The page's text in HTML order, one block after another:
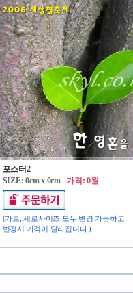
포스터2
SIZE: 0cm x 0cm가격: 0원
(가로, 세로사이즈 모두 변경 가능하고
변경시 가격이 달라집니다.)